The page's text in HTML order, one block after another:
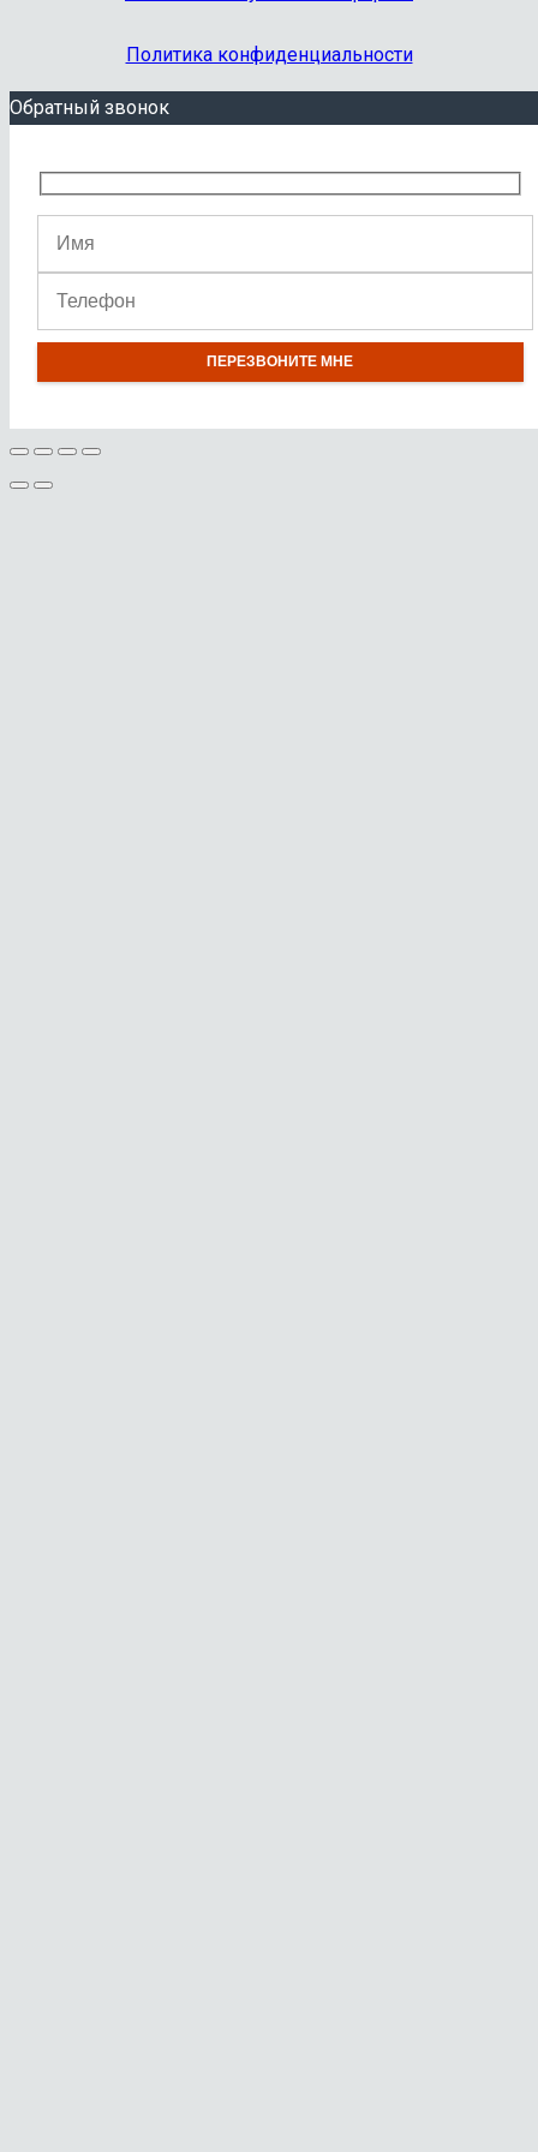
Политика конфиденциальности
Обратный звонок